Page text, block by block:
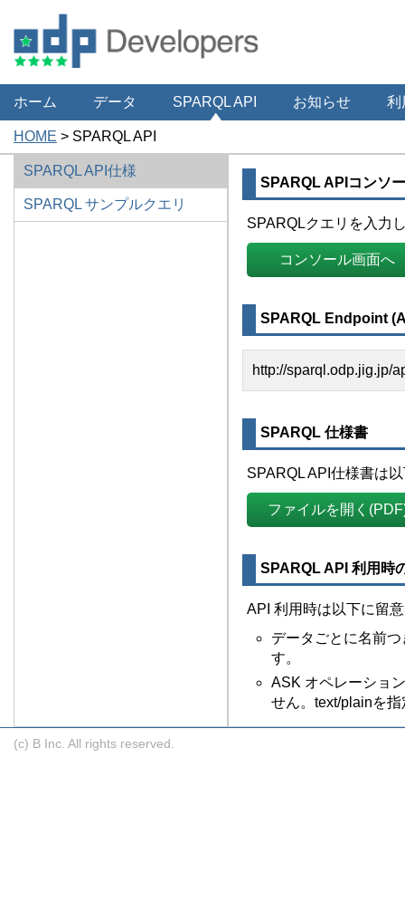
ホーム データ SPARQL API お知らせ 利
HOME > SPARQL API
SPARQL API仕様
SPARQL サンプルクエリ
SPARQL APIコンソ
SPARQLクエリを入力
コンソール画面へ
SPARQL Endpoint
http://sparql.odp.jig.jp/
SPARQL 仕様書
SPARQL API仕様書は
ファイルを開く
SPARQL API 利用時
API 利用時は以下に留
データごとに名前
す。
ASK オペレーショ
せん。text/plainを
(c) B Inc. All rights reserved.